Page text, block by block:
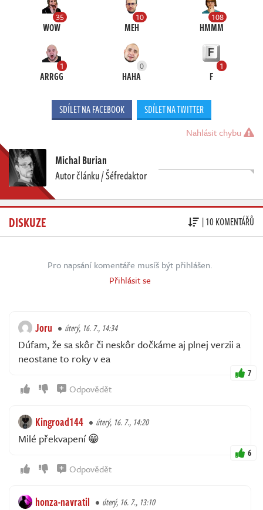
35
WOW
10
MEH
108
HMMM
1
ARRGG
0
HAHA
1
F
SDÍLET NA FACEBOOK SDÍLET NA TWITTER
Nahlásit chybu
Michal Burian
Autor článku / Šéfredaktor
DISKUZE | 10 KOMENTÁŘŮ
Pro napsání komentáře musíš být přihlášen.
Přihlásit se
Joru úterý, 16. 7., 14:34
Dúfam, že sa skôr či neskôr dočkáme aj plnej verzii a
neostane to roky v ea
7
Odpovědět
Kingroad144 úterý, 16. 7., 14:20
Milé překvapení 😁
6
Odpovědět
honza-navratil úterý, 16. 7., 13:10